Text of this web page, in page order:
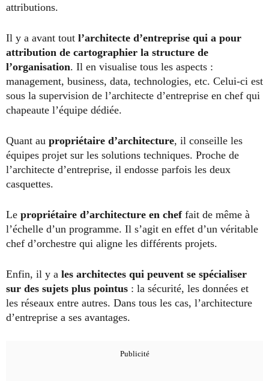
attributions.
Il y a avant tout l’architecte d’entreprise qui a pour
attribution de cartographier la structure de
l’organisation. Il en visualise tous les aspects :
management, business, data, technologies, etc. Celui-ci est
sous la supervision de l’architecte d’entreprise en chef qui
chapeaute l’équipe dédiée.
Quant au propriétaire d’architecture, il conseille les
équipes projet sur les solutions techniques. Proche de
l’architecte d’entreprise, il endosse parfois les deux
casquettes.
Le propriétaire d’architecture en cheffait de même à
l’échelle d’un programme. Il s’agit en effet d’un véritable
chef d’orchestre qui aligne les différents projets.
Enfin, il y a les architectes qui peuvent se spécialiser
sur des sujets plus pointus : la sécurité, les données et
les réseaux entre autres. Dans tous les cas, l’architecture
d’entreprise a ses avantages.